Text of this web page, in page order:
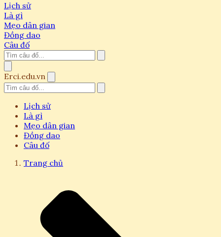
Lịch sử
Là gì
Mẹo dân gian
Đồng dao
Câu đố
Erci.edu.vn
Lịch sử
Là gì
Mẹo dân gian
Đồng dao
Câu đố
Trang chủ